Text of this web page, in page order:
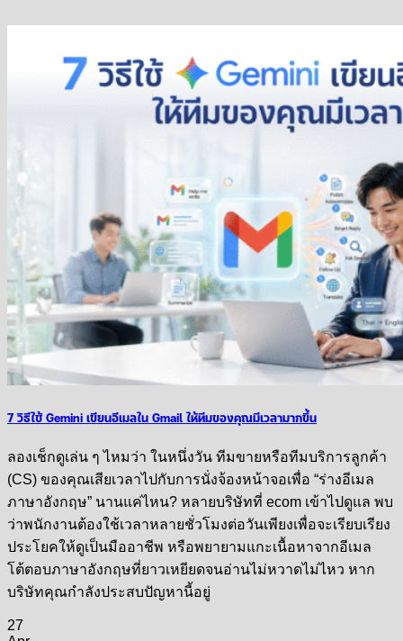
7 วิธีใช้ Gemini เขียนอีเมลใน Gmail ให้ทีมของคุณมีเวลามากขึ้น
ลองเช็กดูเล่น ๆ ไหมว่า ในหนึ่งวัน ทีมขายหรือทีมบริการลูกค้า
(CS) ของคุณเสียเวลาไปกับการนั่งจ้องหน้าจอเพื่อ “ร่างอีเมล
ภาษาอังกฤษ” นานแค่ไหน? หลายบริษัทที่ ecom เข้าไปดูแล พบ
ว่าพนักงานต้องใช้เวลาหลายชั่วโมงต่อวันเพียงเพื่อจะเรียบเรียง
ประโยคให้ดูเป็นมืออาชีพ หรือพยายามแกะเนื้อหาจากอีเมล
โต้ตอบภาษาอังกฤษที่ยาวเหยียดจนอ่านไม่หวาดไม่ไหว หาก
บริษัทคุณกำลังประสบปัญหานี้อยู่
27